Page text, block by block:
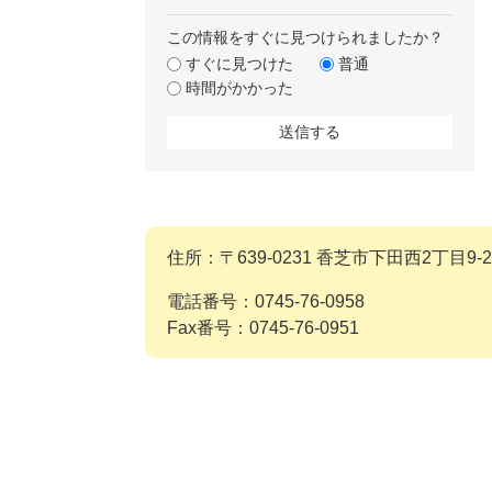
この情報をすぐに見つけられましたか？
すぐに見つけた
普通
時間がかかった
住所：〒639-0231 香芝市下田西2丁目9-
電話番号：0745-76-0958
Fax番号：0745-76-0951